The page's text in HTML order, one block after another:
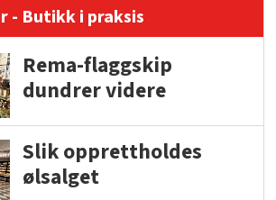
- Butikk i praksis
Rema-flaggskip
dundrer videre
Slik opprettholdes
ølsalget